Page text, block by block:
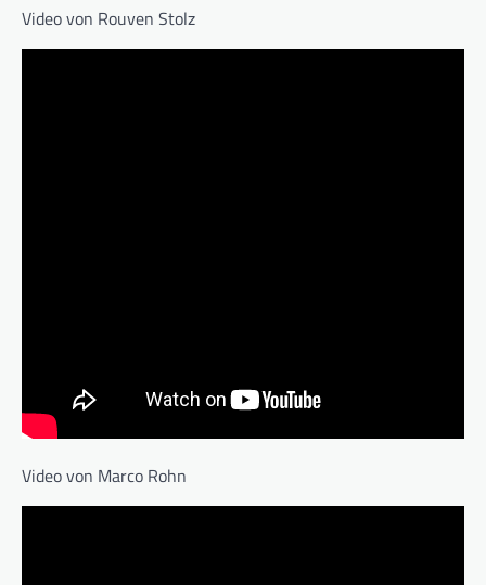
Video von Rouven Stolz
Video von Marco Rohn